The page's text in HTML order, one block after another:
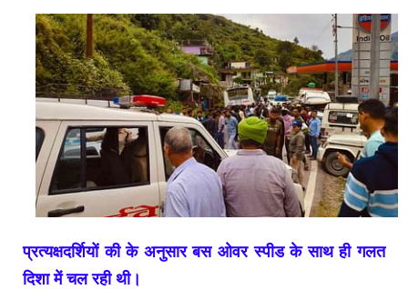
प्रत्यक्षदर्शियों की के अनुसार बस ओवर स्पीड के साथ ही गलत
दिशा में चल रही थी।